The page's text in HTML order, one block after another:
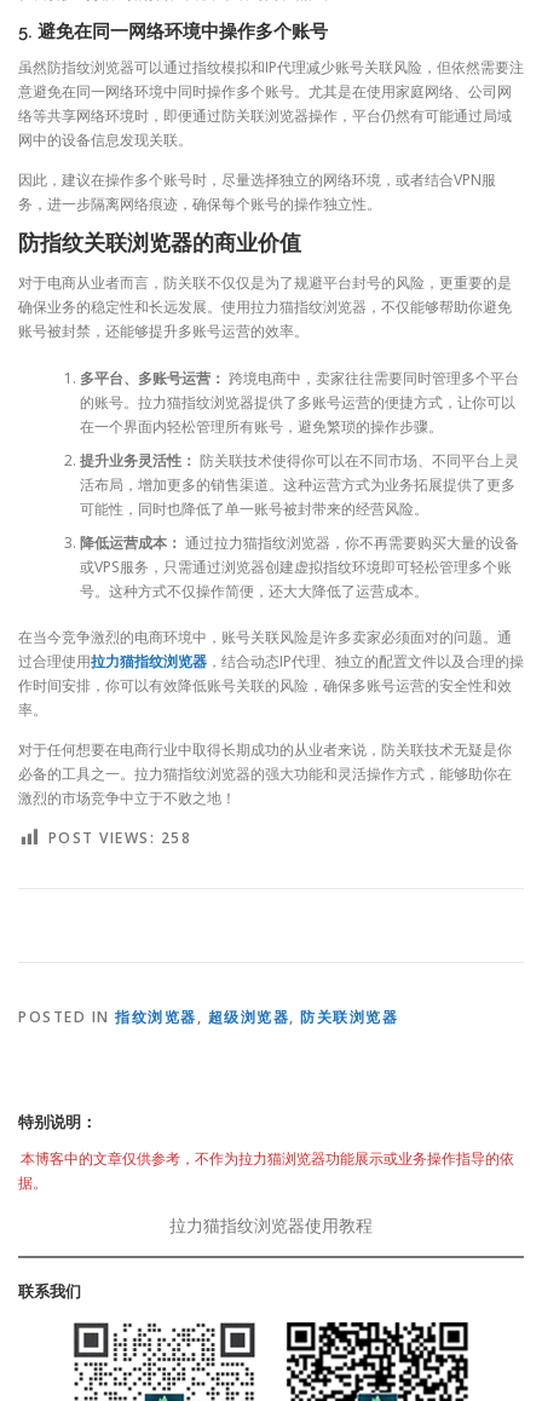
5. 避免在同一网络环境中操作多个账号
虽然防指纹浏览器可以通过指纹模拟和IP代理减少账号关联风险，但依然需要注
意避免在同一网络环境中同时操作多个账号。尤其是在使用家庭网络、公司网
络等共享网络环境时，即便通过防关联浏览器操作，平台仍然有可能通过局域
网中的设备信息发现关联。
因此，建议在操作多个账号时，尽量选择独立的网络环境，或者结合VPN服
务，进一步隔离网络痕迹，确保每个账号的操作独立性。
防指纹关联浏览器的商业价值
对于电商从业者而言，防关联不仅仅是为了规避平台封号的风险，更重要的是
确保业务的稳定性和长远发展。使用拉力猫指纹浏览器，不仅能够帮助你避免
账号被封禁，还能够提升多账号运营的效率。
多平台、多账号运营： 跨境电商中，卖家往往需要同时管理多个平台
的账号。拉力猫指纹浏览器提供了多账号运营的便捷方式，让你可以
在一个界面内轻松管理所有账号，避免繁琐的操作步骤。
提升业务灵活性： 防关联技术使得你可以在不同市场、不同平台上灵
活布局，增加更多的销售渠道。这种运营方式为业务拓展提供了更多
可能性，同时也降低了单一账号被封带来的经营风险。
降低运营成本： 通过拉力猫指纹浏览器，你不再需要购买大量的设备
或VPS服务，只需通过浏览器创建虚拟指纹环境即可轻松管理多个账
号。这种方式不仅操作简便，还大大降低了运营成本。
在当今竞争激烈的电商环境中，账号关联风险是许多卖家必须面对的问题。通
过合理使用拉力猫指纹浏览器 ，结合动态IP代理、独立的配置文件以及合理的操
作时间安排，你可以有效降低账号关联的风险，确保多账号运营的安全性和效
率。
对于任何想要在电商行业中取得长期成功的从业者来说，防关联技术无疑是你
必备的工具之一。拉力猫指纹浏览器的强大功能和灵活操作方式，能够助你在
激烈的市场竞争中立于不败之地！
POST VIEWS: 258
POSTED IN 指纹浏览器, 超级浏览器, 防关联浏览器
特别说明：
本博客中的文章仅供参考，不作为拉力猫浏览器功能展示或业务操作指导的依
据。
拉力猫指纹浏览器使用教程
联系我们